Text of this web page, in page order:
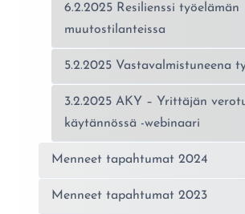
6.2.2025 Resilienssi työelämän
muutostilanteissa
5.2.2025 Vastavalmistuneena
3.2.2025 AKY – Yrittäjän
käytännössä -webinaari
Menneet tapahtumat 2024
Menneet tapahtumat 2023